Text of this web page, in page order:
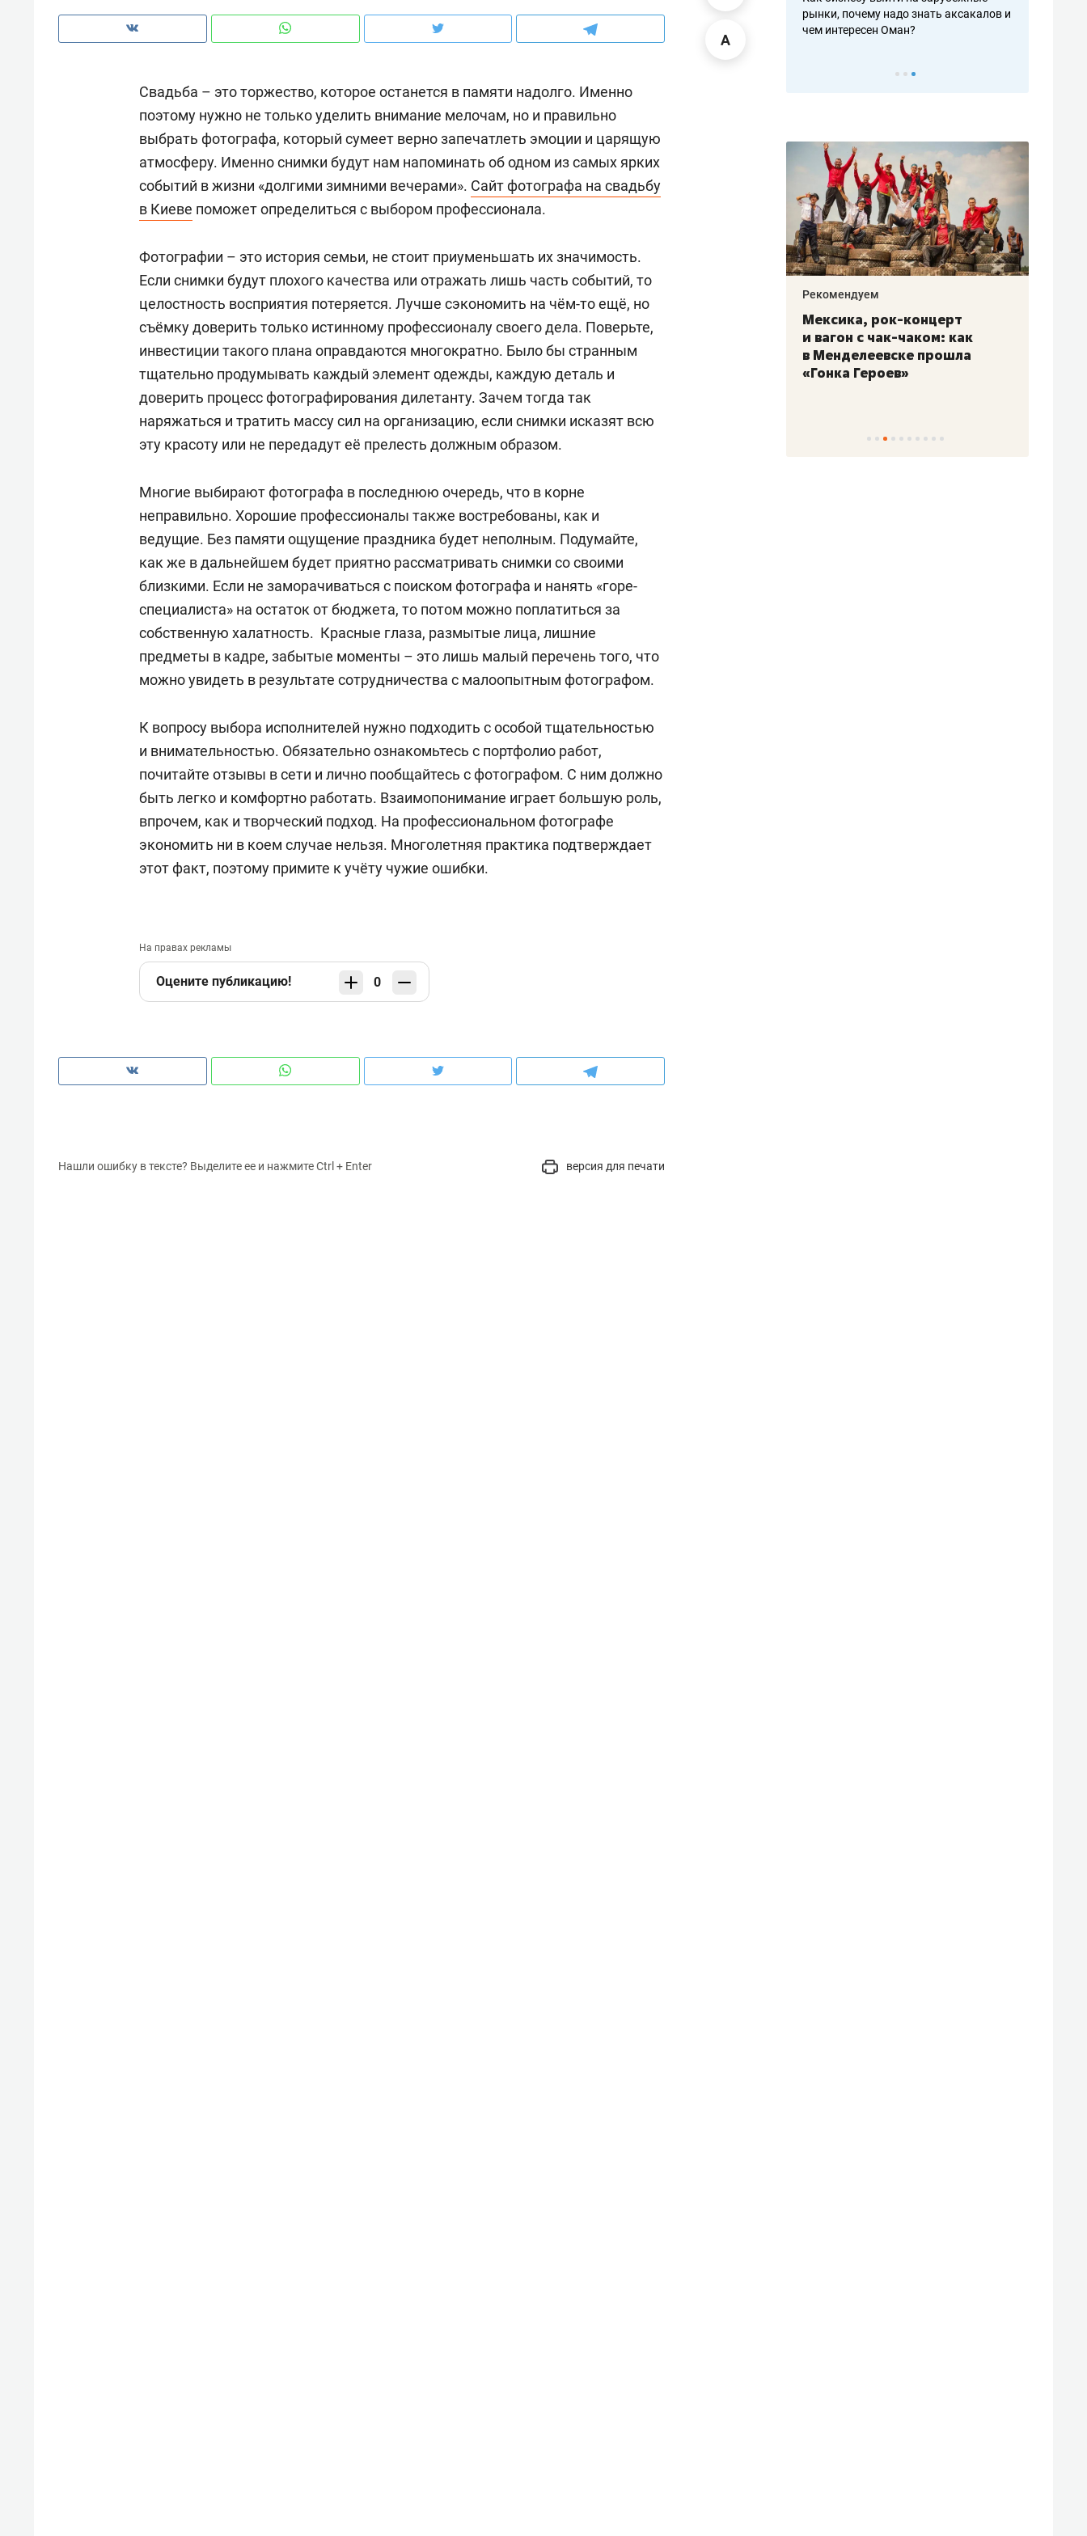
Свадьба – это торжество, которое останется в памяти надолго. Именно
поэтому нужно не только уделить внимание мелочам, но и правильно
выбрать фотографа, который сумеет верно запечатлеть эмоции и царящую
атмосферу. Именно снимки будут нам напоминать об одном из самых ярких
событий в жизни «долгими зимними вечерами». Сайт фотографа на свадьбу
в Киеве поможет определиться с выбором профессионала.
Фотографии – это история семьи, не стоит приуменьшать их значимость.
Если снимки будут плохого качества или отражать лишь часть событий, то
целостность восприятия потеряется. Лучше сэкономить на чём-то ещё, но
съёмку доверить только истинному профессионалу своего дела. Поверьте,
инвестиции такого плана оправдаются многократно. Было бы странным
тщательно продумывать каждый элемент одежды, каждую деталь и
доверить процесс фотографирования дилетанту. Зачем тогда так
наряжаться и тратить массу сил на организацию, если снимки исказят всю
эту красоту или не передадут её прелесть должным образом.
Многие выбирают фотографа в последнюю очередь, что в корне
неправильно. Хорошие профессионалы также востребованы, как и
ведущие. Без памяти ощущение праздника будет неполным. Подумайте,
как же в дальнейшем будет приятно рассматривать снимки со своими
близкими. Если не заморачиваться с поиском фотографа и нанять «горе-
специалиста» на остаток от бюджета, то потом можно поплатиться за
собственную халатность. Красные глаза, размытые лица, лишние
предметы в кадре, забытые моменты – это лишь малый перечень того, что
можно увидеть в результате сотрудничества с малоопытным фотографом.
К вопросу выбора исполнителей нужно подходить с особой тщательностью
и внимательностью. Обязательно ознакомьтесь с портфолио работ,
почитайте отзывы в сети и лично пообщайтесь с фотографом. С ним должно
быть легко и комфортно работать. Взаимопонимание играет большую роль,
впрочем, как и творческий подход. На профессиональном фотографе
экономить ни в коем случае нельзя. Многолетняя практика подтверждает
этот факт, поэтому примите к учёту чужие ошибки.
На правах рекламы
Оцените публикацию! 0
Нашли ошибку в тексте? Выделите ее и нажмите Ctrl + Enter версия для печати
рынки, почему надо знать аксакалов и
чем интересен Оман?
о трехкратном росте цен, дотошных
клиентах и чудных запросах мастеров
школьной формы о контрафакте,
налогах и развитии без кредитов
рынки, почему надо знать аксакалов и
чем интересен Оман?
Как ГК «МИР ГРУПП» и ВТБ
создают оазис жилого
комфорта под Казанью
150 камер до квартиры и Face
ID вместо ключа: какой будет
безопасность в ЖК «Нова»
Опыт выживания в дикой
природе, работа
с ментальным и физическим
состоянием как основа
антихрупких команд
Рекомендуем
Мексика, рок-концерт
и вагон с чак-чаком: как
в Менделеевске прошла
«Гонка Героев»